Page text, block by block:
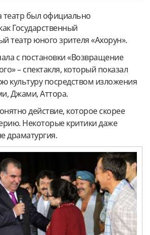
театр был официально
Государственный
театр юного зрителя «Ахорун».
с постановки «Возвращение
– спектакля, который показал
культуру посредством изложения
Джами, Аттора.
действие, которое скорее
Некоторые критики даже
драматургия.